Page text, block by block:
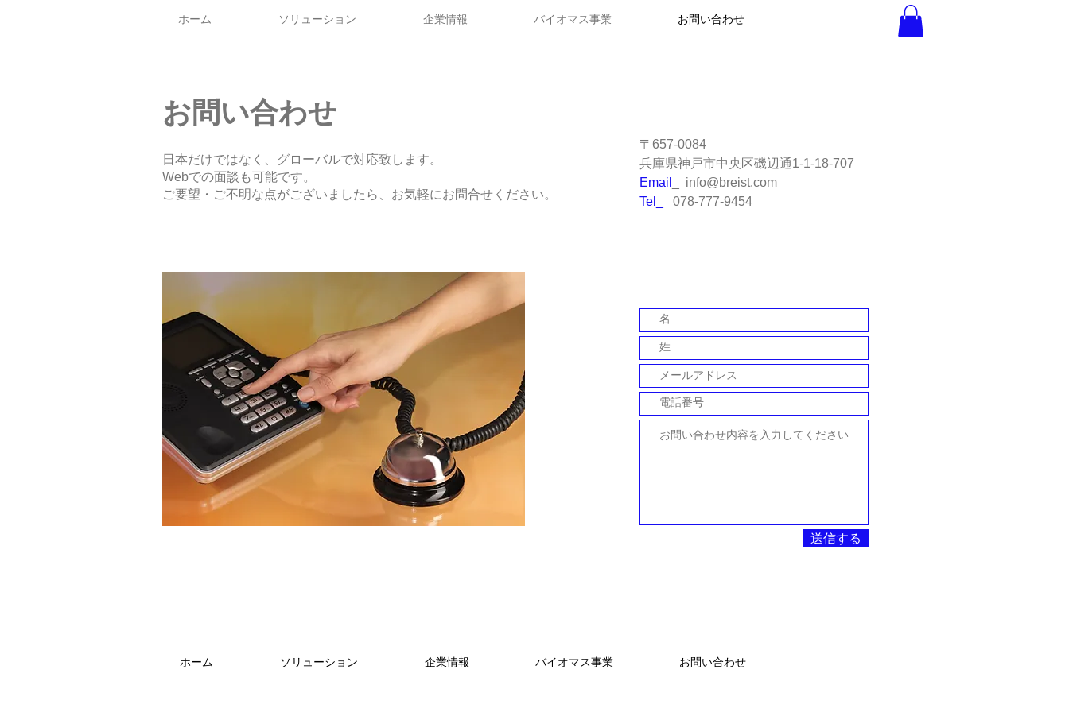
ホーム ソリューション 企業情報 バイオマス事業 お問い合わせ
お問い合わせ
日本だけではなく、グローバルで対応致します。
Webでの面談も可能です。
ご要望・ご不明な点がございましたら、お気軽にお問合せください。
〒657-0084
兵庫県神戸市中央区磯辺通1-1-18-707
Email
info@breist.com
Tel_
078-777-9454
送信する
ホーム ソリューション 企業情報 バイオマス事業 お問い合わせ